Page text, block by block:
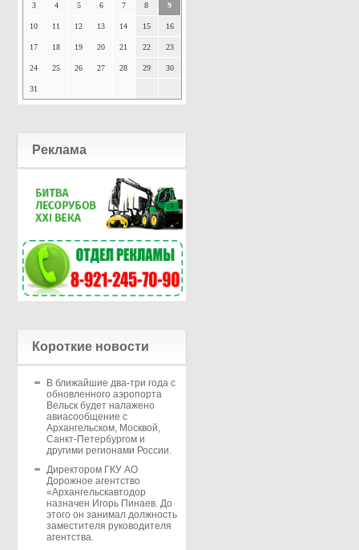
3 4 5 6 7 8 9
10 11 12 13 14 15 16
17 18 19 20 21 22 23
24 25 26 27 28 29 30
31
Реклама
Короткие новости
В ближайшие два-три года с
обновленного аэропорта
Вельск будет налажено
авиасообщение с
Архангельском, Москвой,
Санкт-Петербургом и
другими регионами России.
Директором ГКУ АО
Дорожное агентство
«Архангельскавтодор
назначен Игорь Пинаев. До
этого он занимал должность
заместителя руководителя
агентства.